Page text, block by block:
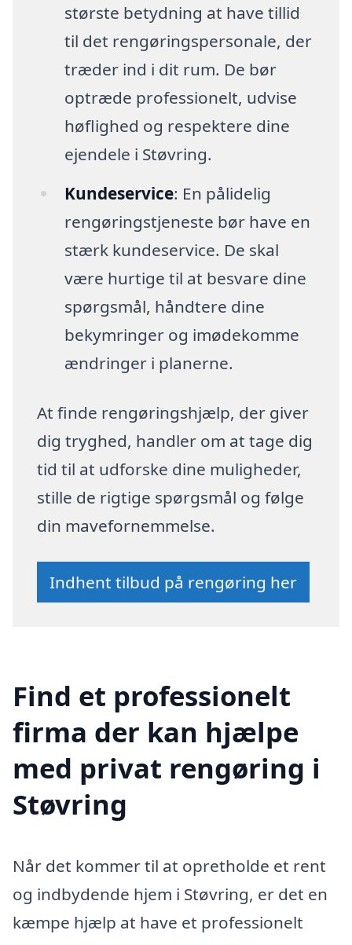
største betydning at have tillid
til det rengøringspersonale, der
træder ind i dit rum. De bør
optræde professionelt, udvise
høflighed og respektere dine
ejendele i Støvring.
Kundeservice: En pålidelig
rengøringstjeneste bør have en
stærk kundeservice. De skal
være hurtige til at besvare dine
spørgsmål, håndtere dine
bekymringer og imødekomme
ændringer i planerne.
At finde rengøringshjælp, der giver
dig tryghed, handler om at tage dig
tid til at udforske dine muligheder,
stille de rigtige spørgsmål og følge
din mavefornemmelse.
Indhent tilbud på rengøring her
Find et professionelt
firma der kan hjælpe
med privat rengøring i
Støvring
Når det kommer til at opretholde et rent
og indbydende hjem i Støvring, er det en
kæmpe hjælp at have et professionelt